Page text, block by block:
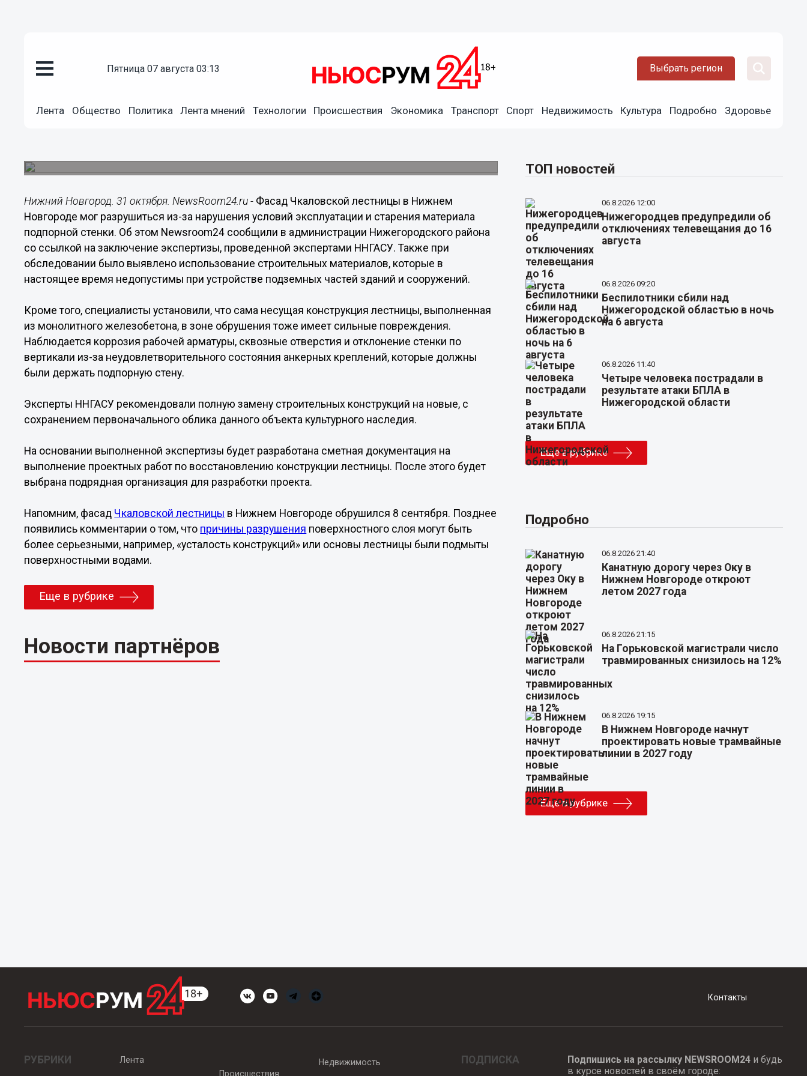
пятница 07 августа 03:13 Выбрать регион
Лента Общество Политика Лента мнений Технологии Происшествия Экономика Транспорт Спорт Недвижимость Культура Подробно Здоровье
Фасад Чкаловской лестницы разрушился из-за нарушения
Нижний Новгород. 31 октября. NewsRoom24.ru - Фасад Чкаловской лестницы в Нижнем
Новгороде мог разрушиться из-за нарушения условий эксплуатации и старения материала
подпорной стенки. Об этом Newsroom24 сообщили в администрации Нижегородского района
со ссылкой на заключение экспертизы, проведенной экспертами ННГАСУ. Также при
обследовании было выявлено использование строительных материалов, которые в
настоящее время недопустимы при устройстве подземных частей зданий и сооружений.
Кроме того, специалисты установили, что сама несущая конструкция лестницы, выполненная
из монолитного железобетона, в зоне обрушения тоже имеет сильные повреждения.
Наблюдается коррозия рабочей арматуры, сквозные отверстия и отклонение стенки по
вертикали из-за неудовлетворительного состояния анкерных креплений, которые должны
были держать подпорную стену.
Эксперты ННГАСУ рекомендовали полную замену строительных конструкций на новые, с
сохранением первоначального облика данного объекта культурного наследия.
На основании выполненной экспертизы будет разработана сметная документация на
выполнение проектных работ по восстановлению конструкции лестницы. После этого будет
выбрана подрядная организация для разработки проекта.
Напомним, фасад Чкаловской лестницы в Нижнем Новгороде обрушился 8 сентября. Позднее
появились комментарии о том, что причины разрушения поверхностного слоя могут быть
более серьезными, например, «усталость конструкций» или основы лестницы были подмыты
поверхностными водами.
Еще в рубрике
Новости партнёров
ТОП новостей
06.8.2026 12:00
Нижегородцев предупредили об
отключениях телевещания до 16
августа
06.8.2026 09:20
Беспилотники сбили над
Нижегородской областью в ночь
на 6 августа
06.8.2026 11:40
Четыре человека пострадали в
результате атаки БПЛА в
Нижегородской области
Еще в рубрике
Подробно
06.8.2026 21:40
Канатную дорогу через Оку в
Нижнем Новгороде откроют
летом 2027 года
06.8.2026 21:15
На Горьковской магистрали число
травмированных снизилось на 12%
06.8.2026 19:15
В Нижнем Новгороде начнут
проектировать новые трамвайные
линии в 2027 году
Еще в рубрике
Контакты
РУБРИКИ
Лента
Происшествия
Недвижимость ПОДПИСКА Подпишись на рассылку NEWSROOM24и будь
в курсе новостей в своём городе: